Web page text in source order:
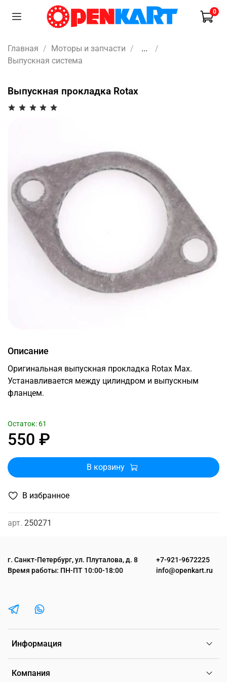
0
Главная Моторы и запчасти
...
Выпускная система
Выпускная прокладка Rotax
В избранное
арт. 250271
Описание
Оригинальная выпускная прокладка Rotax Max.
Устанавливается между цилиндром и выпускным
фланцем.
550 ₽
Остаток: 61
В корзину
Информация
Компания
г. Санкт-Петербург, ул. Плуталова, д. 8
Время работы: ПН-ПТ 10:00-18:00
+7-921-9672225
info@openkart.ru